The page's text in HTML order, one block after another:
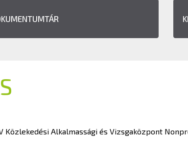
Közlekedési Alkalmassági és Vizsgaközpont